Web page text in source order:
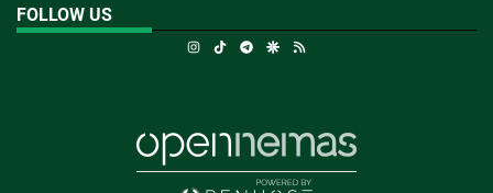
FOLLOW US
Instagram
TikTokTelegramGoogle Discover